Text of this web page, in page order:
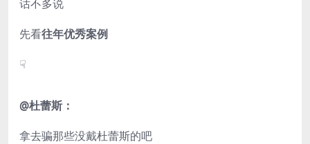
话不多说
先看往年优秀案例
☟
@杜蕾斯：
拿去骗那些没戴杜蕾斯的吧